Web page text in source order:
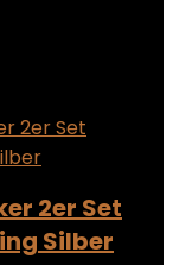
2er Set
Silber